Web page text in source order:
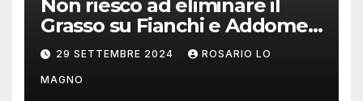
Non riesco ad eliminare il
Grasso su Fianchi e Addome:
cause e rimedi
29 SETTEMBRE 2024 ROSARIO LO
MAGNO